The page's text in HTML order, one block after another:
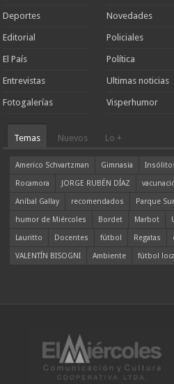
Deportes
Editorial
El País
Entrevistas
Fotogalerías
Novedades
Policiales
Política
Ultimas noticias
Visperhumor
Temas Nuevos Lo +
Americo Schvartzman Gimnasia
Rocamora
JORGE RUBÉN DÍAZ
Aníbal Gallay
recomendados Parque Sur
humor de Miércoles
Bordet Marbot
Lauritto
Docentes fútbol Regatas
VALENTÍN BISOGNI
Ambiente fútbol